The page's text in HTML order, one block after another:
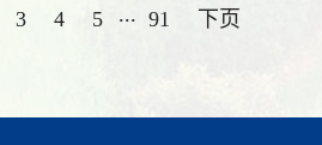
校园理论巡讲活动。宣讲会由机械工程
3 4 5 ... 91 下页